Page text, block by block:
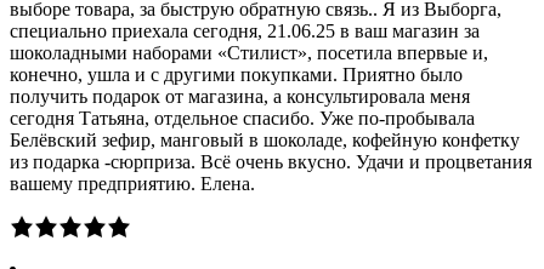
выборе товара, за быструю обратную связь.. Я из Выборга,
специально приехала сегодня, 21.06.25 в ваш магазин за
шоколадными наборами «Стилист», посетила впервые и,
конечно, ушла и с другими покупками. Приятно было
получить подарок от магазина, а консультировала меня
сегодня Татьяна, отдельное спасибо. Уже по-пробывала
Белёвский зефир, манговый в шоколаде, кофейную конфетку
из подарка -сюрприза. Всё очень вкусно. Удачи и процветания
вашему предприятию. Елена.